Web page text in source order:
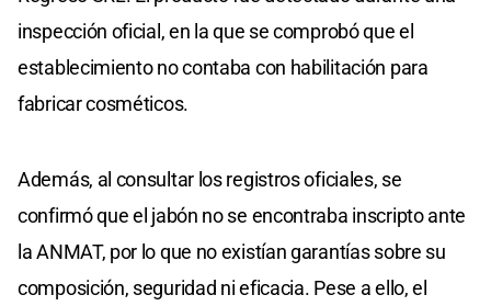
inspección oficial, en la que se comprobó que el
establecimiento no contaba con habilitación para
fabricar cosméticos.
Además, al consultar los registros oficiales, se
confirmó que el jabón no se encontraba inscripto ante
la ANMAT, por lo que no existían garantías sobre su
composición, seguridad ni eficacia. Pese a ello, el